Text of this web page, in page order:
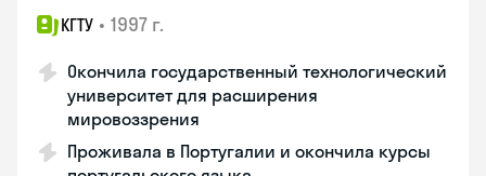
КГТУ • 1997 г.
Окончила государственный технологический
университет для расширения
мировоззрения
Проживала в Португалии и окончила курсы